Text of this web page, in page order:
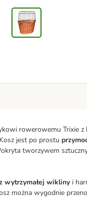
rowerowemu Trixie
jest po prostu
tworzywem
wytrzymałej wikliny i
można wygodnie